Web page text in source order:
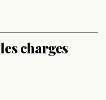
charges